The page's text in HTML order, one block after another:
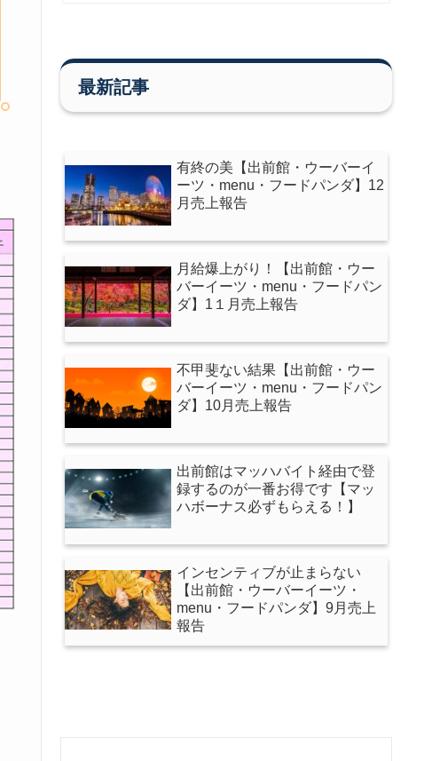
最新記事
有終の美【出前館・ウーバーイ
ーツ・menu・フードパンダ】12
月売上報告
月給爆上がり！【出前館・ウー
バーイーツ・menu・フードパン
ダ】1１月売上報告
不甲斐ない結果【出前館・ウー
バーイーツ・menu・フードパン
ダ】10月売上報告
出前館はマッハバイト経由で登
録するのが一番お得です【マッ
ハボーナス必ずもらえる！】
インセンティブが止まらない
【出前館・ウーバーイーツ・
menu・フードパンダ】9月売上
報告